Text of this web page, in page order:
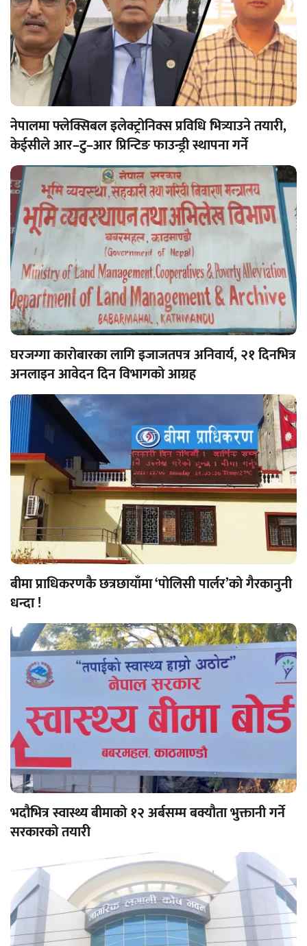
नेपालमा फ्लेक्सिबल इलेक्ट्रोनिक्स प्रविधि भित्र्याउने तयारी,
केईसीले आर–टु–आर प्रिन्टिङ फाउन्ड्री स्थापना गर्ने
घरजग्गा कारोबारका लागि इजाजतपत्र अनिवार्य, २१ दिनभित्र
अनलाइन आवेदन दिन विभागको आग्रह
बीमा प्राधिकरणकै छत्रछायाँमा ‘पोलिसी पार्लर’को गैरकानुनी
धन्दा !
भदौभित्र स्वास्थ्य बीमाको १२ अर्बसम्म बक्यौता भुक्तानी गर्ने
सरकारको तयारी